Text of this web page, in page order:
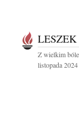
Z wielkim
listopada